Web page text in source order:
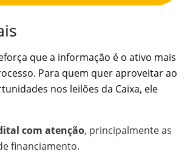
que a informação é o ativo mais
Para quem quer aproveitar ao
nos leilões da Caixa, ele
com atenção, principalmente as
financiamento.